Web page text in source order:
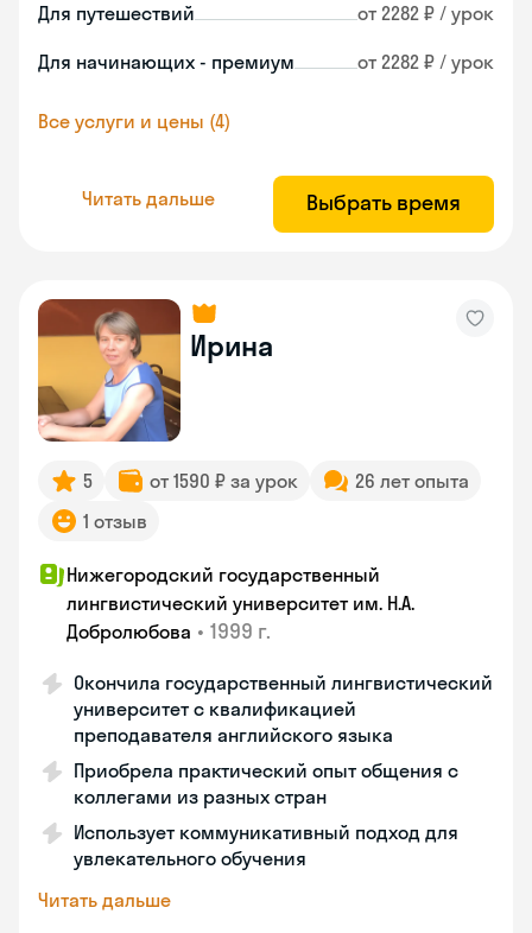
Для путешествий от 2282 ₽ / урок
Для начинающих - премиум от 2282 ₽ / урок
Все услуги и цены (4)
Читать дальше Выбрать время
Ирина
5 от 1590 ₽ за урок
26 лет опыта
1 отзыв
Нижегородский государственный
лингвистический университет им. Н.А.
Добролюбова • 1999 г.
Окончила государственный лингвистический
университет с квалификацией
преподавателя английского языка
Приобрела практический опыт общения с
коллегами из разных стран
Использует коммуникативный подход для
увлекательного обучения
Читать дальше